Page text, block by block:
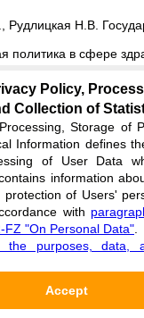
Рудлицкая Н.В.
политика в сфере
оценка эффективности
– М.: ИНФРА-М, 2012.
городского
267 «О Программе
развития города
о реализации
Policy,
Collection of
Storage of
Information defines
of User Data
information
protection of Users'
with
FZ "On Personal Data"
the purposes, data,
Accept